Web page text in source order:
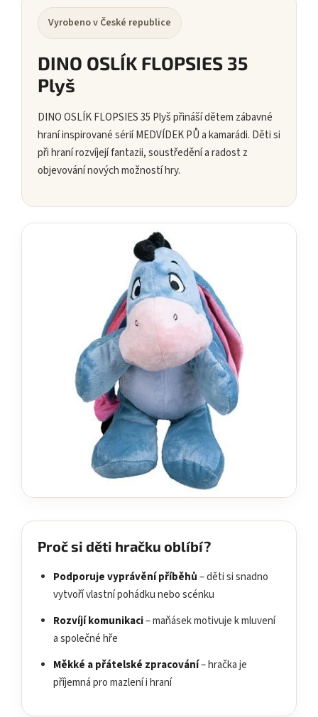
Vyrobeno v České republice
DINO OSLÍK FLOPSIES 35
Plyš
DINO OSLÍK FLOPSIES 35 Plyš přináší dětem zábavné
hraní inspirované sérií MEDVÍDEK PŮ a kamarádi. Děti si
při hraní rozvíjejí fantazii, soustředění a radost z
objevování nových možností hry.
Proč si děti hračku oblíbí?
Podporuje vyprávění příběhů– děti si snadno
vytvoří vlastní pohádku nebo scénku
Rozvíjí komunikaci– maňásek motivuje k mluvení
a společné hře
Měkké a přátelské zpracování– hračka je
příjemná pro mazlení i hraní